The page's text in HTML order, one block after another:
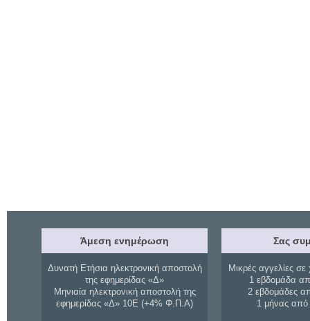
Άμεση ενημέρωση
Δυνατή Ετήσια ηλεκτρονική αποστολή
της εφημερίδας «Δ»
Μηνιαία ηλεκτρονική αποστολή της
εφημερίδας «Δ» 10Ε (+4% Φ.Π.Α)
Σας
Μικρές αγγελίες σε
1 εβδομάδα
2 εβδομάδες
1 μήνας